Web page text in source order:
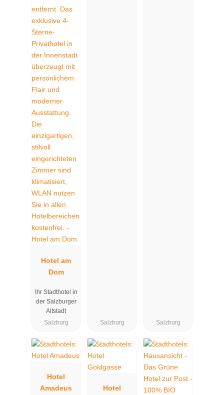
Hotel am
Dom
Ihr Stadthotel in
der Salzburger
Altstadt
Salzburg
Salzburg Salzburg
Hotel
Amadeus
Hotel